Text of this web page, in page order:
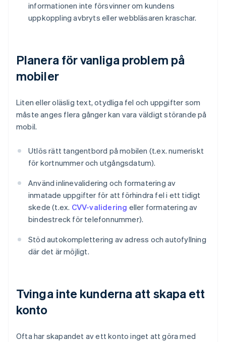
informationen inte försvinner om kundens
uppkoppling avbryts eller webbläsaren kraschar.
Planera för vanliga problem på
mobiler
Liten eller oläslig text, otydliga fel och uppgifter som
måste anges flera gånger kan vara väldigt störande på
mobil.
Utlös rätt tangentbord på mobilen (t.ex. numeriskt
för kortnummer och utgångsdatum).
Använd inlinevalidering och formatering av
inmatade uppgifter för att förhindra fel i ett tidigt
skede (t.ex. CVV-validering eller formatering av
bindestreck för telefonnummer).
Stöd autokomplettering av adress och autofyllning
där det är möjligt.
Tvinga inte kunderna att skapa ett
konto
Ofta har skapandet av ett konto inget att göra med